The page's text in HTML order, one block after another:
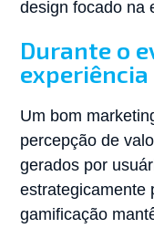
design focado na
Durante o
experiência
Um bom
percepção de
gerados por
estrategicamente
gamificação